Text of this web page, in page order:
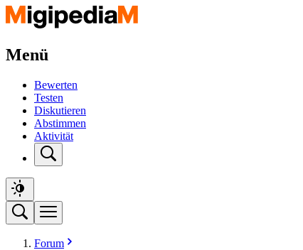
Menü
Bewerten
Testen
Diskutieren
Abstimmen
Aktivität
Forum